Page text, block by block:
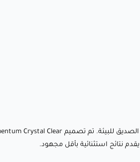
لتأثير بصري مذهل.
للبيئة: مصنوعة من موارد متجددة، هذه المادة
نتائج استثنائية بأقل مجهود.